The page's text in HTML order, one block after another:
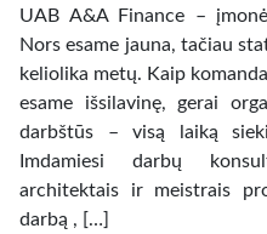
UAB A&A Finance –
Nors esame jauna, tačiau
keliolika metų. Kaip
esame išsilavinę, gerai
darbštūs – visą laiką
Imdamiesi darbų
architektais ir meistrais
darbą , […]